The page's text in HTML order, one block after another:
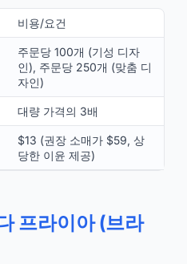
비용/요건
주문당 100개 (기성 디자
인), 주문당 250개 (맞춤 디
자인)
대량 가격의 3배
$13 (권장 소매가 $59, 상
당한 이윤 제공)
프라이아 (브라